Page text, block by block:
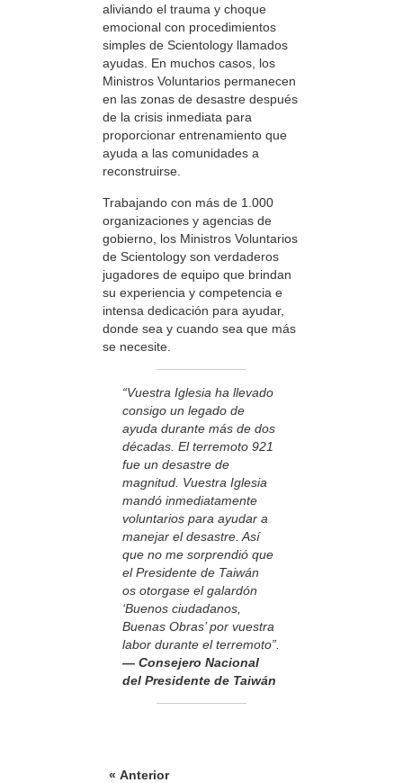
aliviando el trauma y choque
emocional con procedimientos
simples de Scientology llamados
ayudas. En muchos casos, los
Ministros Voluntarios permanecen
en las zonas de desastre después
de la crisis inmediata para
proporcionar entrenamiento que
ayuda a las comunidades a
reconstruirse.
Trabajando con más de 1.000
organizaciones y agencias de
gobierno, los Ministros Voluntarios
de Scientology son verdaderos
jugadores de equipo que brindan
su experiencia y competencia e
intensa dedicación para ayudar,
donde sea y cuando sea que más
se necesite.
“Vuestra Iglesia ha llevado
consigo un legado de
ayuda durante más de dos
décadas. El terremoto 921
fue un desastre de
magnitud. Vuestra Iglesia
mandó inmediatamente
voluntarios para ayudar a
manejar el desastre. Así
que no me sorprendió que
el Presidente de Taiwán
os otorgase el galardón
‘Buenos ciudadanos,
Buenas Obras’ por vuestra
labor durante el terremoto”.
— Consejero Nacional
del Presidente de Taiwán
« Anterior